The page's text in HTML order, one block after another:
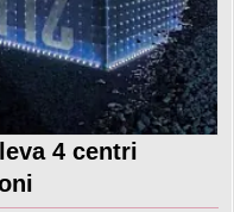
4 centri